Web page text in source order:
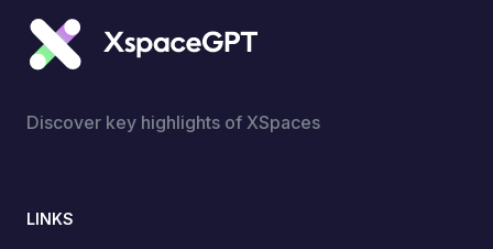
Discover key highlights of XSpaces
LINKS